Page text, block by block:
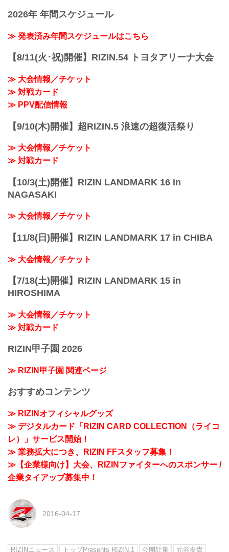
2026年 年間スケジュール
≫ 発表済み年間スケジュールはこちら
【8/11(火･祝)開催】RIZIN.54 トヨタアリーナ大会
≫ 大会情報／チケット
≫ 対戦カード
≫ PPV配信情報
【9/10(木)開催】超RIZIN.5 浪速の超復活祭り
≫ 大会情報／チケット
≫ 対戦カード
【10/3(土)開催】RIZIN LANDMARK 16 in
NAGASAKI
≫ 大会情報／チケット
【11/8(日)開催】RIZIN LANDMARK 17 in CHIBA
≫ 大会情報／チケット
【7/18(土)開催】RIZIN LANDMARK 15 in
HIROSHIMA
≫ 大会情報／チケット
≫ 対戦カード
RIZIN甲子園 2026
≫ RIZIN甲子園 関連ページ
おすすめコンテンツ
≫ RIZINオフィシャルグッズ
≫ デジタルカード「RIZIN CARD COLLECTION（ライコ
レ）」サービス開始！
≫ 業務拡大につき、RIZIN FFスタッフ募集！
≫【企業様向け】大会、RIZINファイターへのスポンサー /
企業タイアップ募集中！
2016-04-17
RIZINニュース トップPresents RIZIN.1 公開計量 元谷友貴